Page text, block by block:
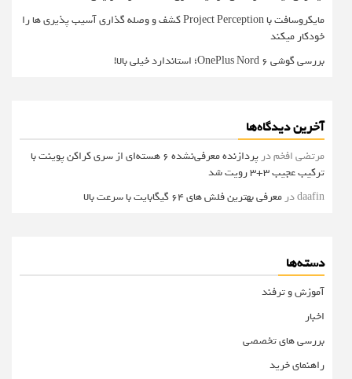
مایکروسافت با Project Perception کشف و وصله گذاری آسیب پذیری ها را
خودکار میکند
بررسی گوشی OnePlus Nord 6؛ استاندارد خیلی بالا!
آخرین دیدگاه‌ها
مرتضی افخمدر
پردازنده معرفی‌نشده 6 هسته‌ای از سری کراکن پوینت با
ترکیب عجیب 3+3 رویت شد
daafinدر معرفی بهترین فلش های 64 گیگابایت با سرعت بالا
دسته‌ها
آموزش و ترفند
اخبار
بررسی های تخصصی
راهنمای خرید